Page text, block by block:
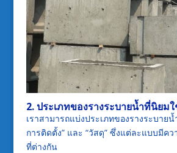
2. ประเภทของรางระบายน้ำที่นิยม
เราสามารถแบ่งประเภทของรางระบาย
การติดตั้ง” และ “วัสดุ” ซึ่งแต่ละแบบมีค
ที่ต่างกัน